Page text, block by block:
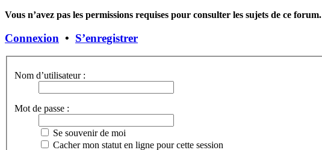
Vous n’avez pas les permissions requises pour consulter les sujets de ce forum.
Connexion • S’enregistrer
Nom d’utilisateur :
Mot de passe :
Se souvenir de moi
Cacher mon statut en ligne pour cette session